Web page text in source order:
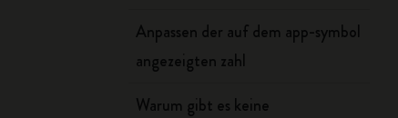
Anpassen der auf dem app-symbol
angezeigten zahl
Warum gibt es keine